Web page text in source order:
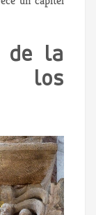
de la
los